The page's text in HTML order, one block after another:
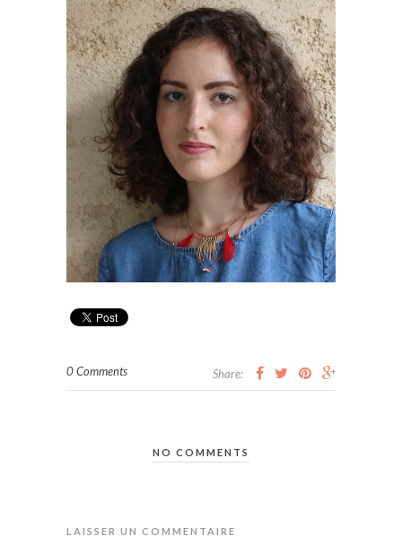
0 Comments Share:
NO COMMENTS
LAISSER UN COMMENTAIRE